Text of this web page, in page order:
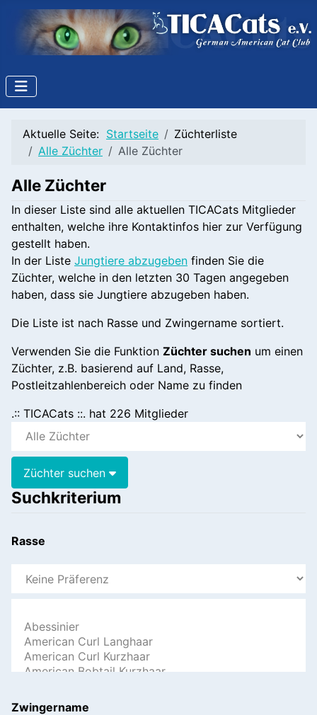
Aktuelle Seite: Startseite
Züchterliste
Alle Züchter
Alle Züchter
Alle Züchter
In dieser Liste sind alle aktuellen TICACats Mitglieder
enthalten, welche ihre Kontaktinfos hier zur Verfügung
gestellt haben.
In der Liste Jungtiere abzugeben finden Sie die
Züchter, welche in den letzten 30 Tagen angegeben
haben, dass sie Jungtiere abzugeben haben.
Die Liste ist nach Rasse und Zwingername sortiert.
Verwenden Sie die Funktion Züchter suchen um einen
Züchter, z.B. basierend auf Land, Rasse,
Postleitzahlenbereich oder Name zu finden
.:: TICACats ::. hat 226 Mitglieder
Züchter suchen
Suchkriterium
Rasse
Zwingername